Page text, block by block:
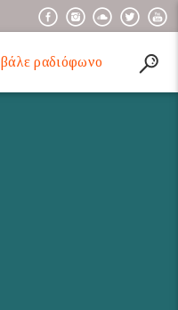
βάλε ραδιόφωνο